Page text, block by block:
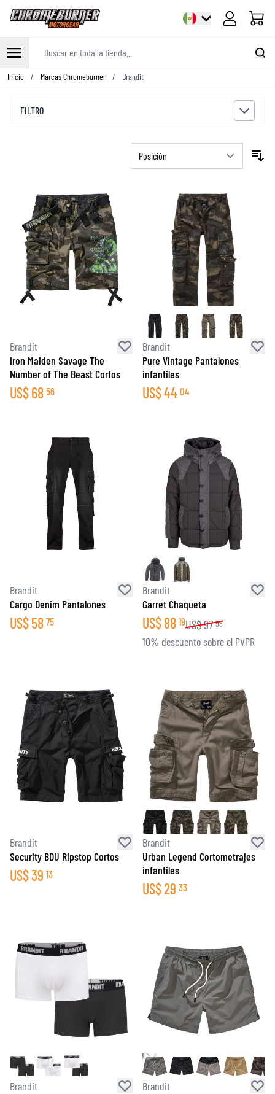
Ir al contenido
Inicio / Marcas Chromeburner / Brandit
FILTRO
Brandit
Iron Maiden Savage The
Number of The Beast Cortos
US$68 56
Brandit
Pure Vintage Pantalones
infantiles
US$44 04
Brandit
Cargo Denim Pantalones
US$58 75
Brandit
Garret Chaqueta
US$88 19US$97 98
10% descuento sobre el PVPR
Brandit
Security BDU Ripstop Cortos
US$39 13
Brandit
Urban Legend Cortometrajes
infantiles
US$29 33
Brandit
Brandit